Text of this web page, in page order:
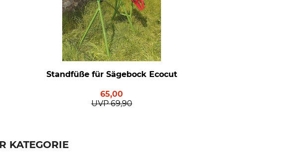
Standfüße für Sägebock Ecocut
65,00
UVP 69,90
KATEGORIE